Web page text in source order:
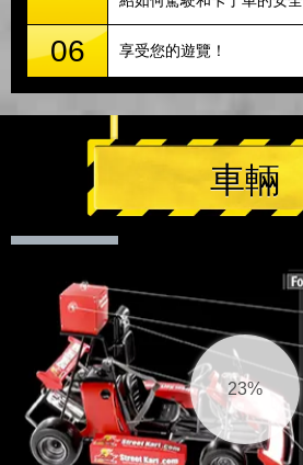
06 享受您的遊覽！
車輛
23%